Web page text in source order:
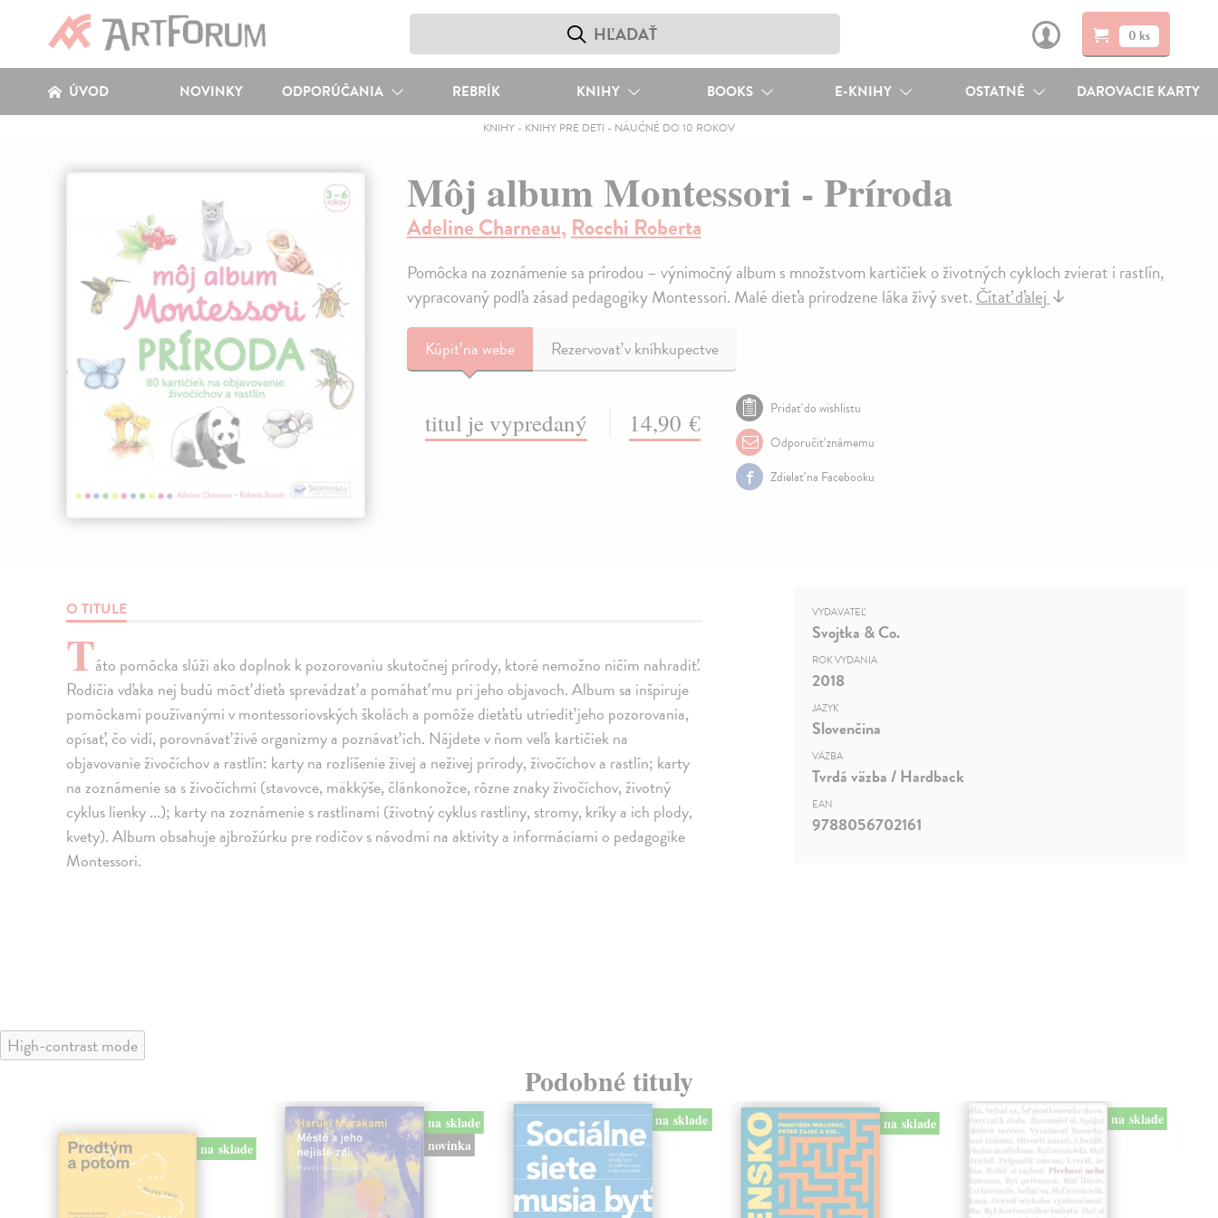
0 ks
ÚVOD NOVINKY ODPORÚČANIA REBRÍK KNIHY BOOKS E-KNIHY OSTATNÉ DAROVACIE KARTY
KNIHY- KNIHY PRE DETI - NÁUČNÉ DO 10 ROKOV
Môj album Montessori - Príroda
Adeline Charneau,Rocchi Roberta
Pomôcka na zoznámenie sa prírodou – výnimočný album s množstvom kartičiek o životných cykloch zvierat i rastlín,
vypracovaný podľa zásad pedagogiky Montessori. Malé dieťa prirodzene láka živý svet.Čítať ďalej↓
Kúpiťna webe Rezervovať v kníhkupectve
titul je vypredaný 14,90 €
Pridať do wishlistu
Odporučiť známemu
Zdielať na Facebooku
O TITULE
Táto pomôcka slúži ako doplnok k pozorovaniu skutočnej prírody, ktoré nemožno ničím nahradiť.
Rodičia vďaka nej budú môcť dieťa sprevádzať a pomáhať mu pri jeho objavoch. Album sa inšpiruje
pomôckami používanými v montessoriovských školách a pomôže dieťaťu utriediť jeho pozorovania,
opísať, čo vidí, porovnávať živé organizmy a poznávať ich. Nájdete v ňom veľa kartičiek na
objavovanie živočíchov a rastlín: karty na rozlíšenie živej a neživej prírody, živočíchov a rastlín; karty
na zoznámenie sa s živočíchmi (stavovce, mäkkýše, článkonožce, rôzne znaky živočíchov, životný
cyklus lienky ...); karty na zoznámenie s rastlinami (životný cyklus rastliny, stromy, kríky a ich plody,
kvety). Album obsahuje ajbrožúrku pre rodičov s návodmi na aktivity a informáciami o pedagogike
Montessori.
VYDAVATEĽ
Svojtka & Co.
ROK VYDANIA
2018
JAZYK
Slovenčina
VÄZBA
Tvrdá väzba / Hardback
EAN
9788056702161
High-contrast mode
Podobné tituly
na sklade
na sklade
novinka
na sklade na sklade na sklade